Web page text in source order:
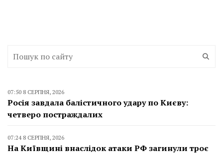
07:50 8 СЕРПНЯ, 2026
Росія завдала балістичного удару по Києву:
четверо постраждалих
07:24 8 СЕРПНЯ, 2026
На Київщині внаслідок атаки РФ загинули троє